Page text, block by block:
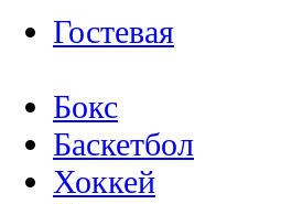
Гостевая
Бокс
Баскетбол
Хоккей